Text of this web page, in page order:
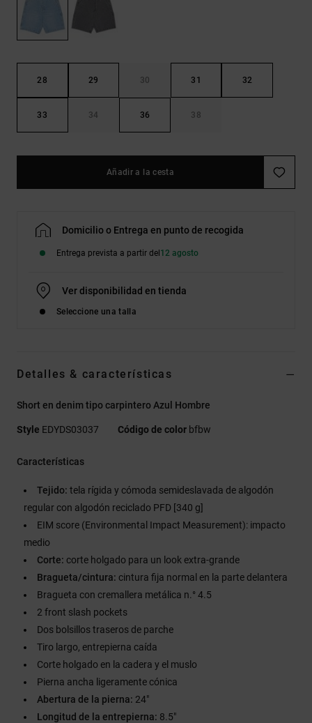
respuestas a
frecuentes y
formulario
de contacto.
28 29 30 31 32
33 34 36 38
Añadir a la cesta
Domicilio o Entrega en punto de recogida
Entrega prevista a partir del12 agosto
Ver disponibilidad en tienda
Seleccione una talla
Detalles & características
Short en denim tipo carpintero Azul Hombre
Style EDYDS03037 Código de color bfbw
Características
Tejido: tela rígida y cómoda semideslavada de algodón
regular con algodón reciclado PFD [340 g]
EIM score (Environmental Impact Measurement): impacto
medio
Corte: corte holgado para un look extra-grande
Bragueta/cintura: cintura fija normal en la parte delantera
Bragueta con cremallera metálica n.° 4.5
2 front slash pockets
Dos bolsillos traseros de parche
Tiro largo, entrepierna caída
Corte holgado en la cadera y el muslo
Pierna ancha ligeramente cónica
Abertura de la pierna: 24"
Longitud de la entrepierna: 8.5"